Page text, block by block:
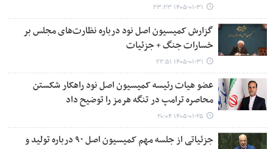
۱۴۰۵-۰۱-۳۱ ۲۳:۲۳
گزارش کمیسیون اصل نود درباره نظارت‌های مجلس بر
خسارات جنگ + جزئیات
۱۴۰۵-۰۱-۳۱ ۲۲:۵۱
عضو هیات رئیسه کمیسیون اصل نود راهکار شکستن
محاصره ترامپ در تنگه هرمز را توضیح داد
۱۴۰۵-۰۱-۲۵ ۲۰:۰۴
جزئیاتی از جلسه مهم کمیسیون اصل ۹۰ درباره تولید و